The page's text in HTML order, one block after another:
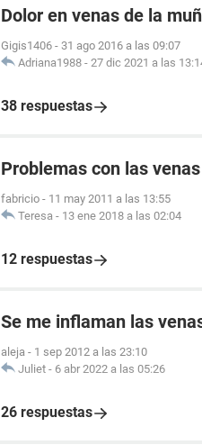
Dolor en venas de la
Gigis1406 - 31 ago 2016 a las 09:07
Adriana1988 - 27 dic 2021 a las
38 respuestas
Problemas con las
fabricio - 11 may 2011 a las 13:55
Teresa - 13 ene 2018 a las 02:04
12 respuestas
Se me inflaman las
aleja - 1 sep 2012 a las 23:10
Juliet - 6 abr 2022 a las 05:26
26 respuestas